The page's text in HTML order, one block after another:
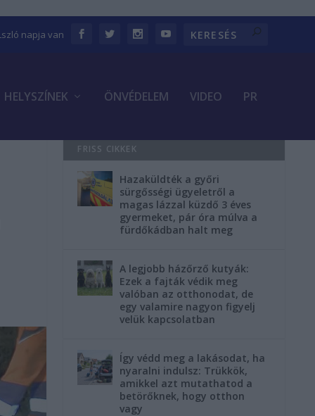
napja van
HELYSZÍNEK ÖNVÉDELEM VIDEO PR
FRISS CIKKEK
Hazaküldték a győri
sürgősségi ügyeletről a
magas lázzal küzdő 3 éves
gyermeket, pár óra múlva a
fürdőkádban halt meg
A legjobb házőrző kutyák:
Ezek a fajták védik meg
valóban az otthonodat, de
egy valamire nagyon figyelj
velük kapcsolatban
Így védd meg a lakásodat, ha
nyaralni indulsz: Trükkök,
amikkel azt mutathatod a
betörőknek, hogy otthon
vagy